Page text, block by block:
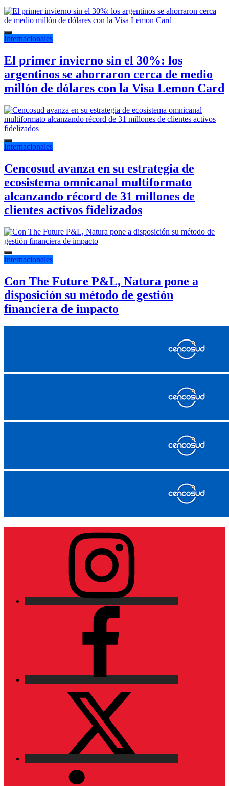
Internacionales
El primer invierno sin el 30%: los
argentinos se ahorraron cerca de medio
millón de dólares con la Visa Lemon Card
Internacionales
Cencosud avanza en su estrategia de
ecosistema omnicanal multiformato
alcanzando récord de 31 millones de
clientes activos fidelizados
Internacionales
Con The Future P&L, Natura pone a
disposición su método de gestión
financiera de impacto